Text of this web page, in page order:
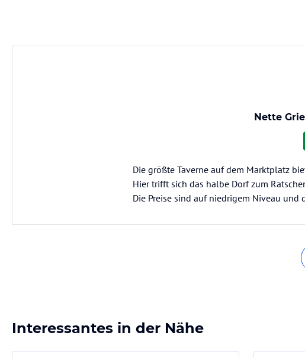
Nette
Die größte Taverne auf dem Marktplatz
Hier trifft sich das halbe Dorf zum
Die Preise sind auf niedrigem Niveau und
Interessantes in der Nähe